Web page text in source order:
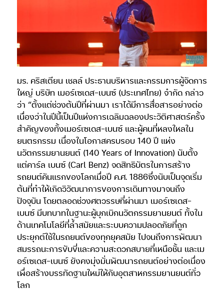
มร. คริสเตียน เชลล์ ประธานบริหารและกรรมการผู้จัดการ
ใหญ่ บริษัท เมอร์เซเดส-เบนซ์ (ประเทศไทย) จำกัด กล่าว
ว่า “ตั้งแต่ช่วงต้นปีที่ผ่านมา เราได้มีการสื่อสารอย่างต่อ
เนื่องว่าในปีนี้เป็นปีแห่งการเฉลิมฉลองประวัติศาสตร์ครั้ง
สำคัญของทั้งเมอร์เซเดส-เบนซ์ และผู้คนที่หลงใหลใน
ยนตรกรรม เนื่องในโอกาสครบรอบ 140 ปี แห่ง
นวัตกรรมยานยนต์ (140 Years of Innovation) นับตั้ง
แต่คาร์ล เบนซ์ (Carl Benz) จดสิทธิบัตรในการสร้าง
รถยนต์คันแรกของโลกเมื่อปี ค.ศ. 1886ซึ่งนับเป็นจุดเริ่ม
ต้นที่ทำให้เกิดวิวัฒนาการของการเดินทางมาจนถึง
ปัจจุบัน โดยตลอดช่วงศตวรรษที่ผ่านมา เมอร์เซเดส-
เบนซ์ มีบทบาทในฐานะผู้บุกเบิกนวัตกรรมยานยนต์ ทั้งใน
ด้านเทคโนโลยีที่ล้ำสมัยและระบบความปลอดภัยที่ถูก
ประยุกต์ใช้ในรถยนต์ของทุกยุคสมัย ไปจนถึงการพัฒนา
สมรรถนะการขับขี่และความสะดวกสบายที่เหนือชั้น และเม
อร์เซเดส-เบนซ์ ยังคงมุ่งมั่นพัฒนารถยนต์อย่างต่อเนื่อง
เพื่อสร้างบรรทัดฐานใหม่ให้กับอุตสาหกรรมยานยนต์ทั่ว
โลก